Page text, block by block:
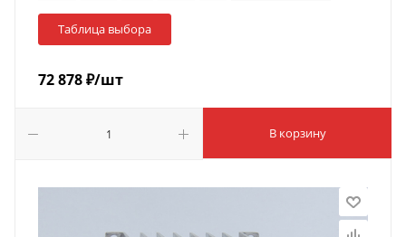
Таблица выбора
72 878₽/шт
В корзину